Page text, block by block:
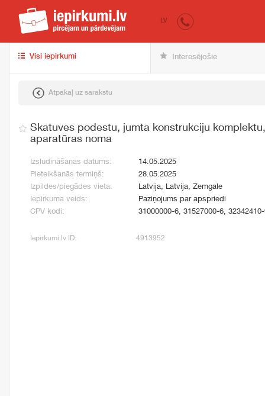
iepirkumi.lv
LV
Visi iepirkumi Interesējošie
Atpakaļ uz sarakstu
Skatuves podestu, jumta konstrukciju
aparatūras noma
Izsludināšanas datums:
14.05.2025
Pieteikšanās termiņš:
28.05.2025
Izpildes/piegādes vieta:
Latvija, Latvija, Zemgale
Iepirkuma veids:
Paziņojums par apspriedi
CPV kodi:
31000000-6, 31527000-6,
Iepirkumi.lv ID: 4913952